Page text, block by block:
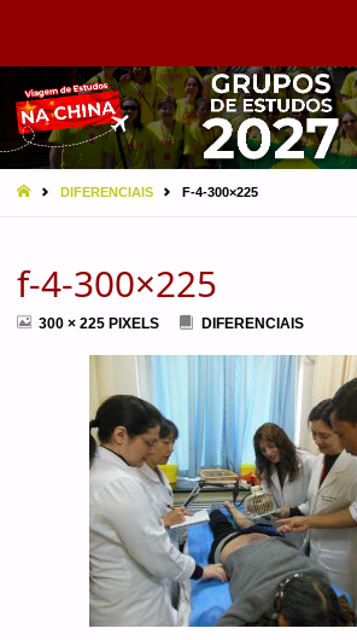
EBRAMEC
HOMEDIFERENCIAIS F-4-300×225
f-4-300×225
FULL300 × 225 PIXELS DIFERENCIAIS